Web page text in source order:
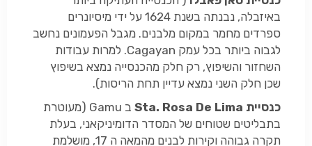
באיזבלה, נבנתה בשנת 1624 על ידי מיסיונרים
ספרדים מחמר במקום מלבנים. מגבל הפעמונים נחשב
לגבוה ביותר בכל עמק Cagayan. למרות עבודות
השחזור והשיפוץ, רק חלק מהכנסייה נמצא בשיפוץ
שכן חלק השני נמצא עדיין תחת הריסות).
כנסיית Sta. Rosa De Lima
ב Gamu (מעוטרת
בתבליטים שטוחים של המסדר הדומיניקאני, בעלת
תקרה גבוהה וקירות לבנים מהמאה ה 17, מושלמת